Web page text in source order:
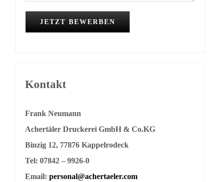
Kontakt
Frank Neumann
Achertäler Druckerei GmbH & Co.KG
Binzig 12, 77876 Kappelrodeck
Tel: 07842 – 9926-0
Email: personal@achertaeler.com